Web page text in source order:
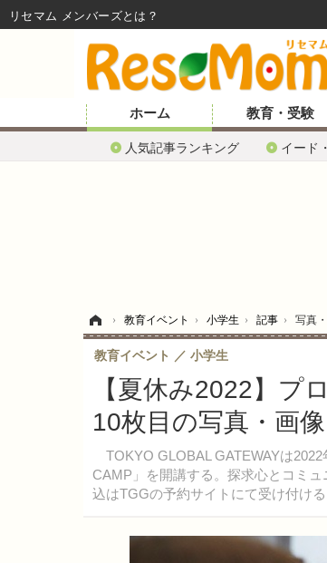
ホーム
人気記事ランキング イード
教育・受験
› 教育イベント › 小学生 › 記事 › 写真
【夏休み2022】
10枚目の写真・画像
TOKYO GLOBAL GATEWAYは
CAMP」を開講する。探求心とコミ
込はTGGの予約サイトにて受け付ける
教育イベント 小学生
リセマム メンバーズ